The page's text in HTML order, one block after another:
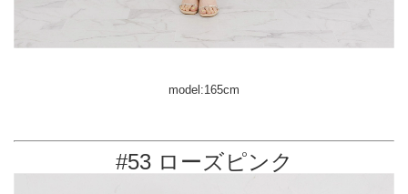
model:165cm
#53 ローズピンク